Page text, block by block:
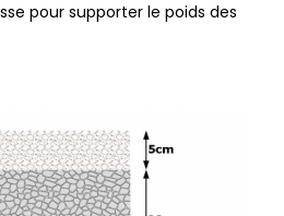
pour supporter le poids des